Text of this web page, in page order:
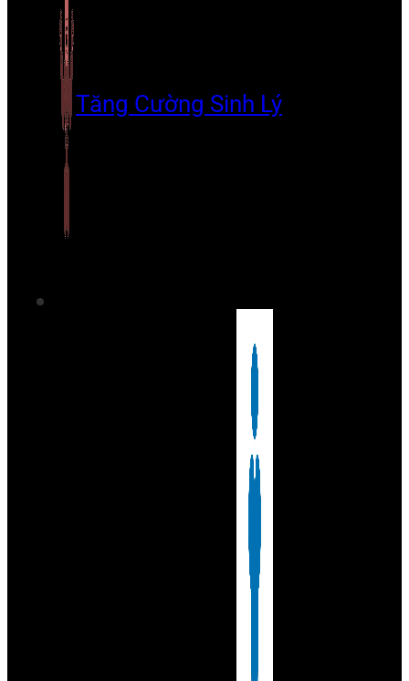
Tăng Cường Sinh Lý